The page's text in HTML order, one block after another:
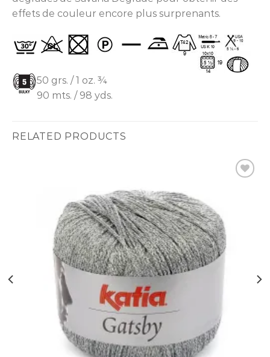
effets de couleur encore plus surprenants.
50 grs. / 1 oz. ¾
90 mts. / 98 yds.
RELATED PRODUCTS